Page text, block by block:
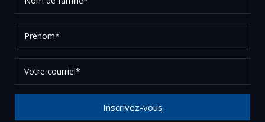
de
famille*
courriel*
Inscrivez-vous